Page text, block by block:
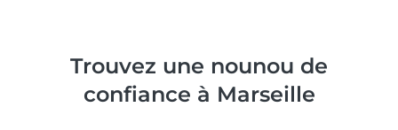
Trouvez une nounou de
confiance à Marseille